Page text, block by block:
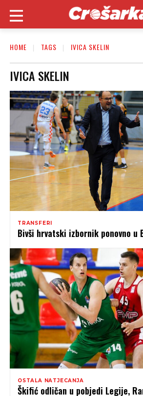
HOME TAGS IVICA SKELIN
IVICA SKELIN
TRANSFERI
Bivši hrvatski izbornik ponovno u
OSTALA NATJECANJA
Škifić odličan u pobjedi Legije,